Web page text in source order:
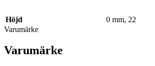
Höjd 0 mm, 22
Varumärke
Varumärke